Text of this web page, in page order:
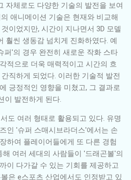
자체로도 다양한 기술의 발전을 보여
애니메이션 기술은 현재와 비교해
이었지만, 시간이 지나면서 3D 모델
훨씬 생동감 넘치게 진화하였다. 예
퍼'의 경우 완전히 새로운 작화 스타
적으로 더욱 매력적이고 시간의 흐
직하게 되었다. 이러한 기술적 발전
긍정적인 영향을 미쳤고, 그 결과로
이 발전하게 된다.
도 여러 형태로 활용되고 있다. 유명
인 '슈퍼 스매시브라더스'에서는 손
하여 플레이어들에게 또 다른 경험
여러 세대의 사람들이 '드래곤볼'의
이 다가갈 수 있는 기회를 제공하고
은 e스포츠 산업에서도 인정받고 있